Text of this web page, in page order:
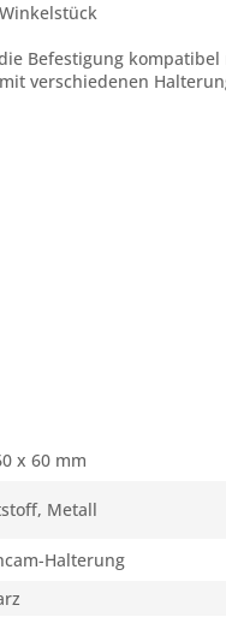
Winkelstück
Befestigung
verschiedenen
x 60 mm
Metall
Halterung